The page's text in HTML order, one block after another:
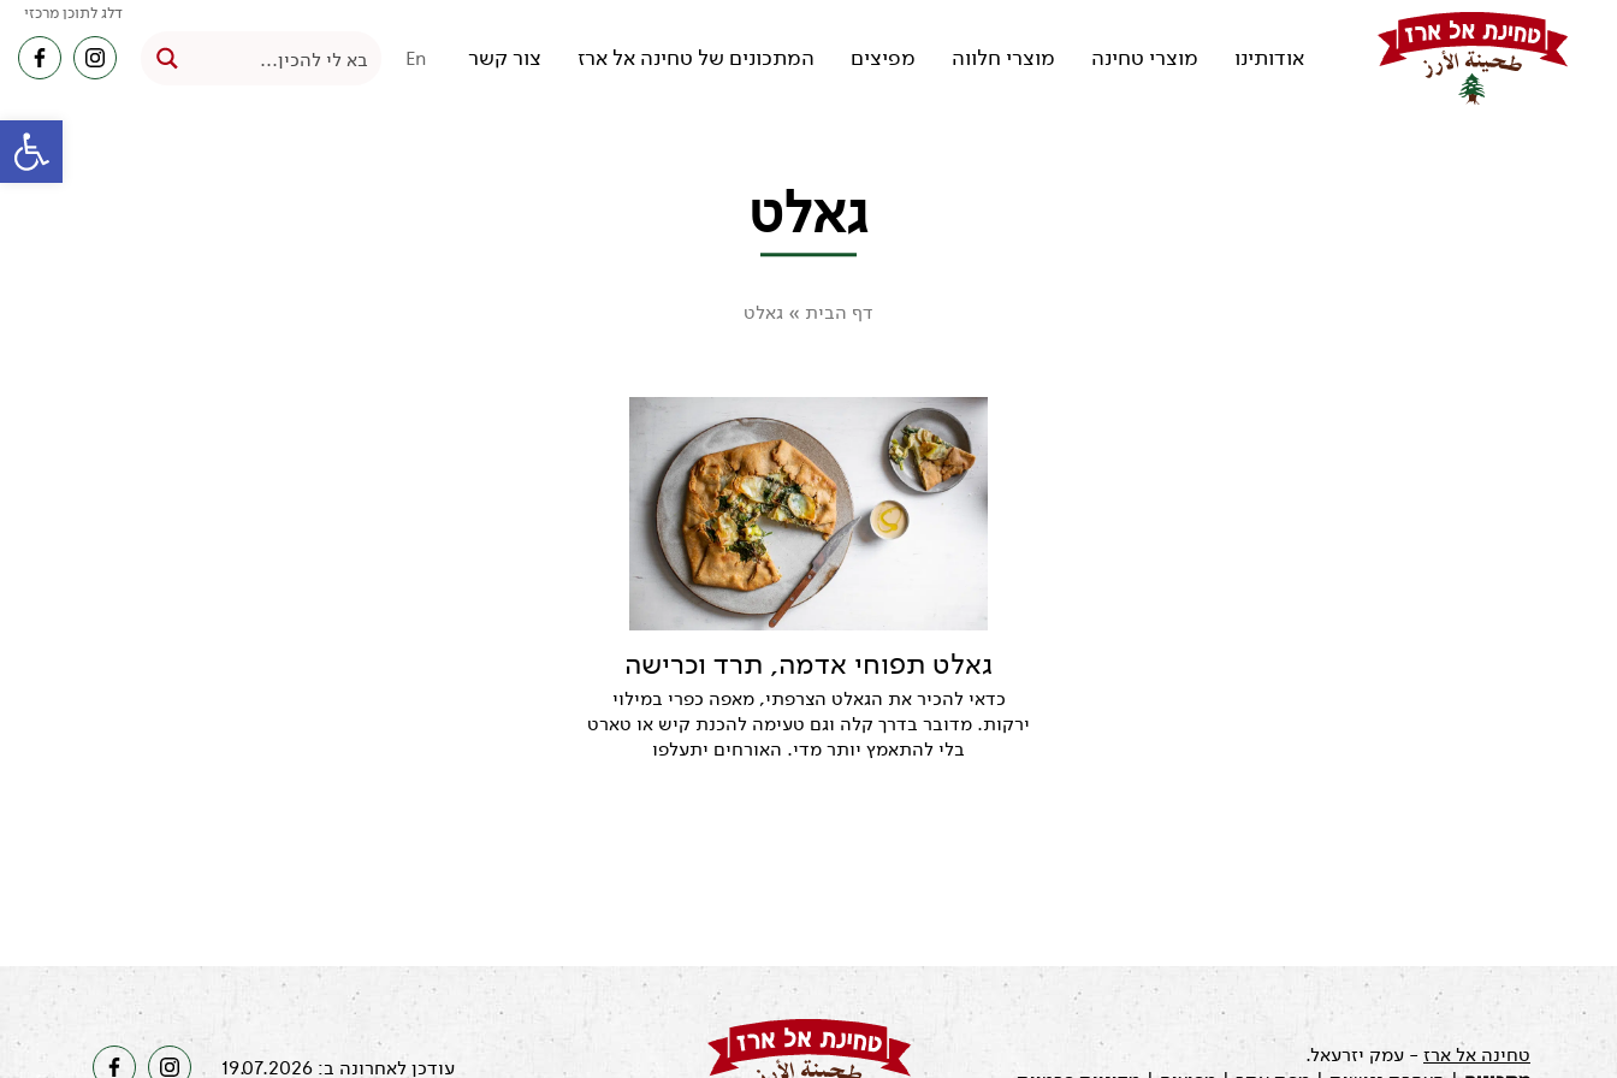
דלג לתוכן מרכזי
אודותינו מוצרי טחינה מוצרי חלווה מפיצים המתכונים של טחינה אל ארז צור קשר En
גאלט
דף הבית » גאלט
גאלט תפוחי אדמה, תרד וכרישה
כדאי להכיר את הגאלט הצרפתי, מאפה כפרי במילוי
ירקות. מדובר בדרך קלה וגם טעימה להכנת קיש או טארט
בלי להתאמץ יותר מדי. האורחים יתעלפו
טחינה אל ארז- עמק יזרעאל.
עודכן לאחרונה ב: 19.07.2026
פתח